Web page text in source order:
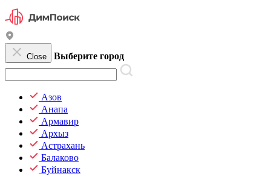
Close Выберите город
Азов
Анапа
Армавир
Архыз
Астрахань
Балаково
Буйнакск